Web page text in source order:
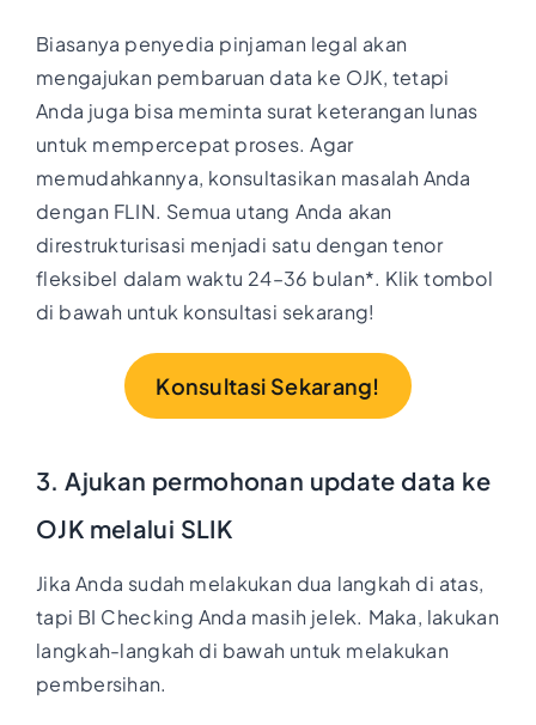
Biasanya penyedia pinjaman legal akan
mengajukan pembaruan data ke OJK, tetapi
Anda juga bisa meminta surat keterangan lunas
untuk mempercepat proses. Agar
memudahkannya, konsultasikan masalah Anda
dengan FLIN. Semua utang Anda akan
direstrukturisasi menjadi satu dengan tenor
fleksibel dalam waktu 24–36 bulan*. Klik tombol
di bawah untuk konsultasi sekarang!
Konsultasi Sekarang!
3. Ajukan permohonan update data ke
OJK melalui SLIK
Jika Anda sudah melakukan dua langkah di atas,
tapi BI Checking Anda masih jelek. Maka, lakukan
langkah-langkah di bawah untuk melakukan
pembersihan.